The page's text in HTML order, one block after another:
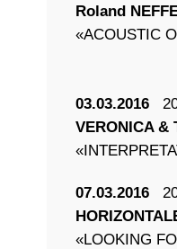
Roland
«ACOUSTIC
03.03.2016
VERONICA &
07.03.2016
«LOOKING